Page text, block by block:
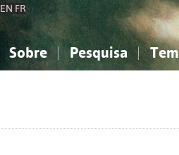
EN FR
Sobre Pesquisa